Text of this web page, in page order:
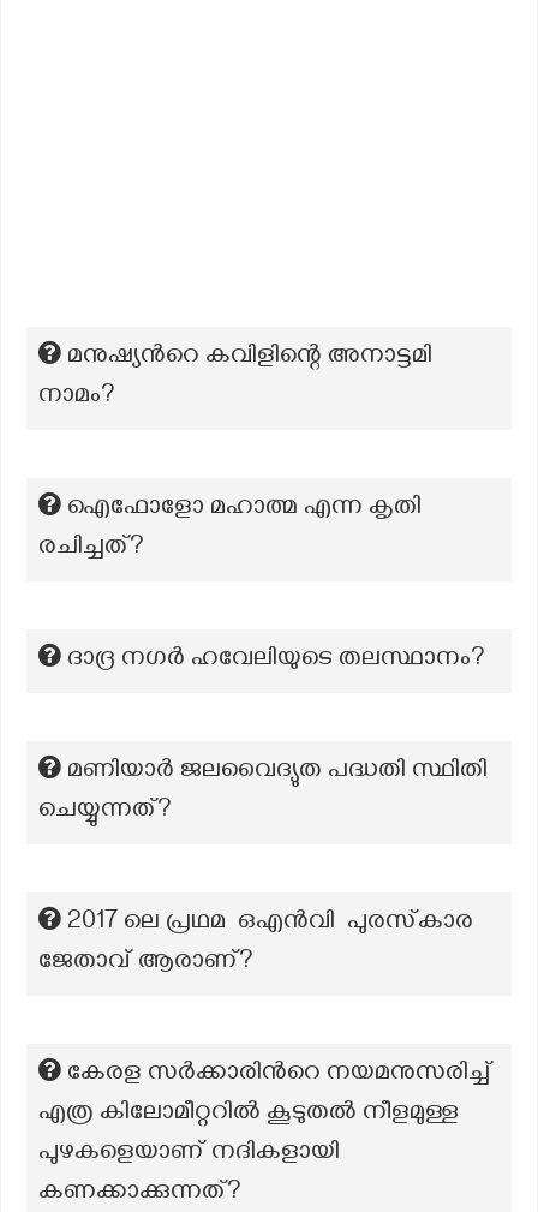
മനുഷ്യൻറെ കവിളിന്റെ അനാട്ടമി
നാമം?
ഐഫോളോ മഹാത്മ എന്ന കൃതി
രചിച്ചത്?
ദാദ്ര നഗർ ഹവേലിയുടെ തലസ്ഥാനം?
മണിയാർ ജലവൈദ്യുത പദ്ധതി സ്ഥിതി
ചെയ്യുന്നത്?
2017 ലെ പ്രഥമ ഒഎൻവി പുരസ്‌കാര
ജേതാവ് ആരാണ്?
കേരള സർക്കാരിൻറെ നയമനുസരിച്ച്
എത്ര കിലോമീറ്ററിൽ കൂടുതൽ നീളമുള്ള
പുഴകളെയാണ് നദികളായി
കണക്കാക്കുന്നത്?